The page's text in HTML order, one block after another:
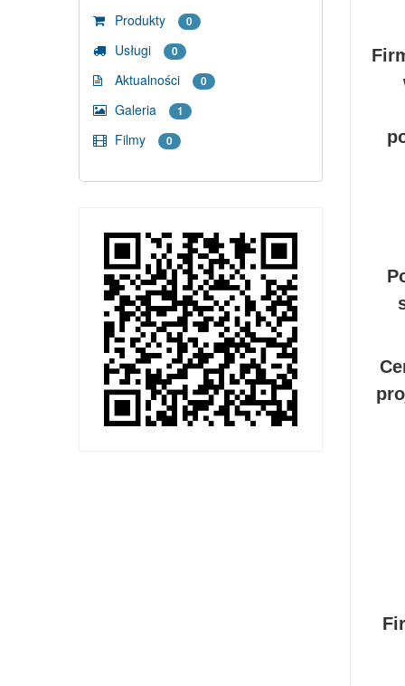
Produkty 0
Usługi 0
Aktualności 0
Galeria 1
Filmy 0